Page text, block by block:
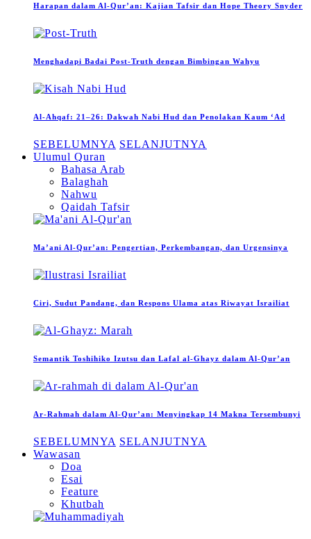
Harapan dalam Al-Qur’an: Kajian Tafsir dan Hope Theory Snyder
Menghadapi Badai Post-Truth dengan Bimbingan Wahyu
Al-Ahqaf: 21–26: Dakwah Nabi Hud dan Penolakan Kaum ‘Ad
SEBELUMNYA SELANJUTNYA
Ulumul Quran
Bahasa Arab
Balaghah
Nahwu
Qaidah Tafsir
Ma’ani Al-Qur’an: Pengertian, Perkembangan, dan Urgensinya
Ciri, Sudut Pandang, dan Respons Ulama atas Riwayat Israiliat
Semantik Toshihiko Izutsu dan Lafal al-Ghayz dalam Al-Qur’an
Ar-Rahmah dalam Al-Qur’an: Menyingkap 14 Makna Tersembunyi
SEBELUMNYA SELANJUTNYA
Wawasan
Doa
Esai
Feature
Khutbah